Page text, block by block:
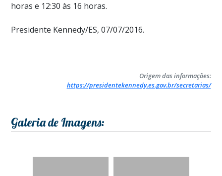
horas e 12:30 às 16 horas.
Presidente Kennedy/ES, 07/07/2016.
Origem das informações:
https://presidentekennedy.es.gov.br/secretarias/
Galeria de Imagens: